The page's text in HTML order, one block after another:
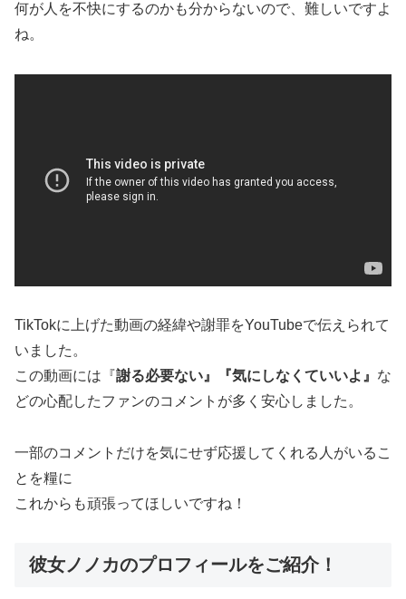
何が人を不快にするのかも分からないので、難しいですよ
ね。
TikTokに上げた動画の経緯や謝罪をYouTubeで伝えられて
いました。
この動画には『謝る必要ない』『気にしなくていいよ』 な
どの心配したファンのコメントが多く安心しました。
一部のコメントだけを気にせず応援してくれる人がいるこ
とを糧に
これからも頑張ってほしいですね！
彼女ノノカのプロフィールをご紹介！